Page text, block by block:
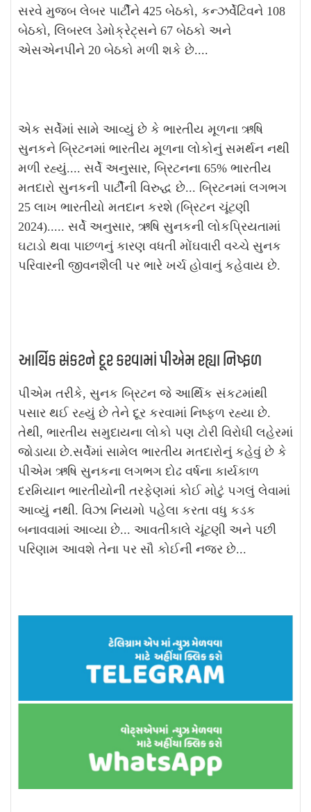
સરવે મુજબ લેબર પાર્ટીને 425 બેઠકો, કન્ઝર્વેટિવને 108
બેઠકો, લિબરલ ડેમોક્રેટ્સને 67 બેઠકો અને
એસએનપીને 20 બેઠકો મળી શકે છે....
એક સર્વેમાં સામે આવ્યું છે કે ભારતીય મૂળના ઋષિ
સુનકને બ્રિટનમાં ભારતીય મૂળના લોકોનું સમર્થન નથી
મળી રહ્યું.... સર્વે અનુસાર, બ્રિટનના 65% ભારતીય
મતદારો સુનકની પાર્ટીની વિરુદ્ધ છે... બ્રિટનમાં લગભગ
25 લાખ ભારતીયો મતદાન કરશે (બ્રિટન ચૂંટણી
2024)..... સર્વે અનુસાર, ઋષિ સુનકની લોકપ્રિયતામાં
ઘટાડો થવા પાછળનું કારણ વધતી મોંઘવારી વચ્ચે સુનક
પરિવારની જીવનશૈલી પર ભારે ખર્ચ હોવાનું કહેવાય છે.
આર્થિક સંકટને દૂર કરવામાં પીએમ રહ્યા નિષ્ફળ
પીએમ તરીકે, સુનક બ્રિટન જે આર્થિક સંકટમાંથી
પસાર થઈ રહ્યું છે તેને દૂર કરવામાં નિષ્ફળ રહ્યા છે.
તેથી, ભારતીય સમુદાયના લોકો પણ ટોરી વિરોધી લહેરમાં
જોડાયા છે.સર્વેમાં સામેલ ભારતીય મતદારોનું કહેવું છે કે
પીએમ ઋષિ સુનકના લગભગ દોઢ વર્ષના કાર્યકાળ
દરમિયાન ભારતીયોની તરફેણમાં કોઈ મોટું પગલું લેવામાં
આવ્યું નથી. વિઝા નિયમો પહેલા કરતા વધુ કડક
બનાવવામાં આવ્યા છે... આવતીકાલે ચૂંટણી અને પછી
પરિણામ આવશે તેના પર સૌ કોઈની નજર છે...